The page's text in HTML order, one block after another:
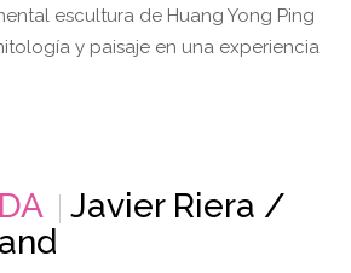
escultura de Huang Yong Ping
y paisaje en una experiencia
Javier Riera /